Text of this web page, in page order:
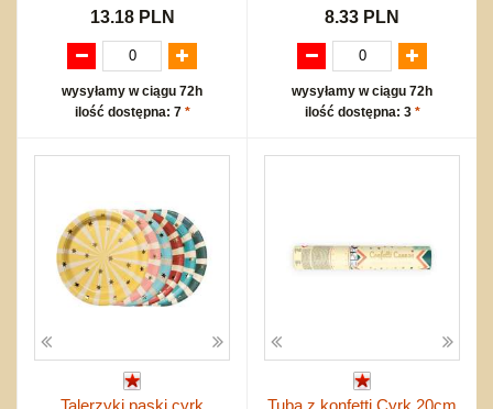
13.18 PLN
wysyłamy w ciągu 72h
ilość dostępna: 7 *
8.33 PLN
wysyłamy w ciągu 72h
ilość dostępna: 3 *
Talerzyki paski cyrk Tuba z konfetti Cyrk 20cm